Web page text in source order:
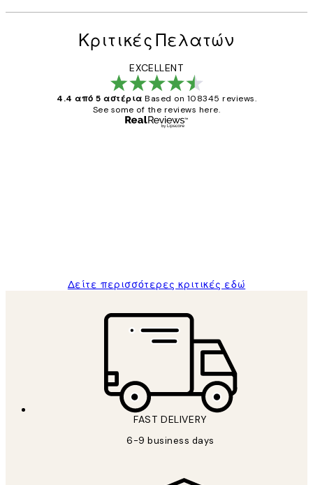
Κριτικές Πελατών
EXCELLENT
4.4 από 5 αστέρια Based on 108345 reviews.
See some of the reviews here.
Δείτε περισσότερες κριτικές εδώ
FAST DELIVERY
6-9 business days